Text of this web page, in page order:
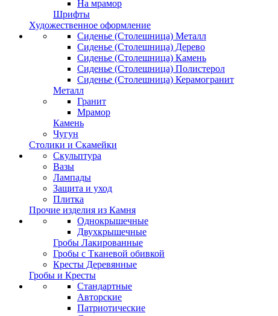
На мрамор
Шрифты
Художественное оформление
Сиденье (Столешница) Металл
Сиденье (Столешница) Дерево
Сиденье (Столешница) Камень
Сиденье (Столешница) Полистерол
Сиденье (Столешница) Керамогранит
Металл
Гранит
Мрамор
Камень
Чугун
Столики и Скамейки
Скульптура
Вазы
Лампады
Защита и уход
Плитка
Прочие изделия из Камня
Однокрышечные
Двухкрышечные
Гробы Лакированные
Гробы с Тканевой обивкой
Кресты Деревянные
Гробы и Кресты
Стандартные
Авторские
Патриотические